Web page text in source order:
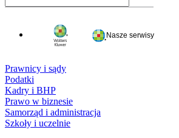
Nasze serwisy
Prawnicy i sądy
Podatki
Kadry i BHP
Prawo w biznesie
Samorząd i administracja
Szkoły i uczelnie